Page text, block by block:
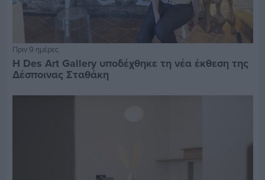
Πριν 9 ημέρες
Η Des Art Gallery υποδέχθηκε τη νέα έκθεση της
Δέσποινας Σταθάκη